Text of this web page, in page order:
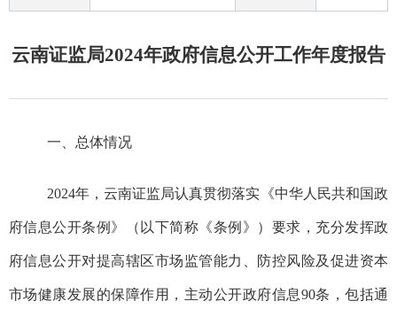
云南证监局2024年政府信息公开工作年度报告
一、总体情况
2024年， 云南证监局认真贯彻落实《中华人民共和国政
府信息公开条例》（以下简称《条例》）要求，充分发挥政
府信息公开对提高辖区市场监管能力、防控风险及促进资本
市场健康发展的保障作用，主动公开政府信息90条，包括通